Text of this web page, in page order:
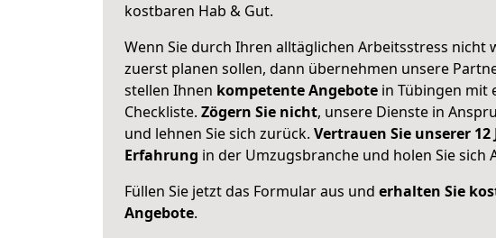
kostbaren Hab & Gut.
Wenn Sie durch Ihren alltäglichen Arbeitsstress nicht
zuerst planen sollen, dann übernehmen unsere
stellen Ihnen kompetente Angebote in Tübingen mit
Checkliste. Zögern Sie nicht, unsere Dienste in
und lehnen Sie sich zurück. Vertrauen Sie unserer 12
Erfahrung in der Umzugsbranche und holen Sie sich
Füllen Sie jetzt das Formular aus und erhalten Sie
Angebote.